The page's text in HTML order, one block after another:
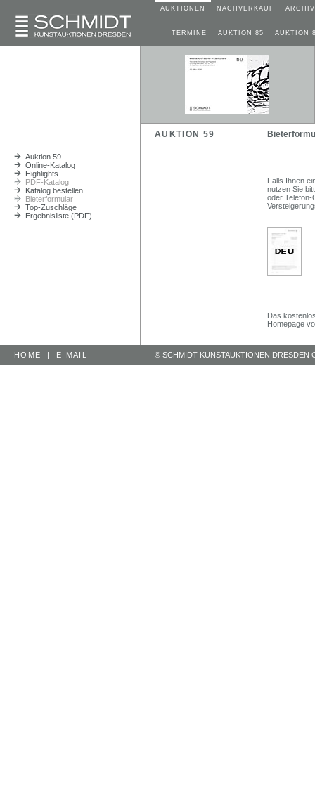
AUKTIONEN NACHVERKAUF ARCHIV
TERMINE AUKTION 85 AUKTION
AUKTION 59
Auktion 59
Online-Katalog
Highlights
PDF-Katalog
Katalog bestellen
Bieterformular
Top-Zuschläge
Ergebnisliste (PDF)
Falls Ihnen
nutzen Sie
oder Telefon-
Das
Homepage
HOME | E-MAIL © SCHMIDT KUNSTAUKTIONEN DRESDEN